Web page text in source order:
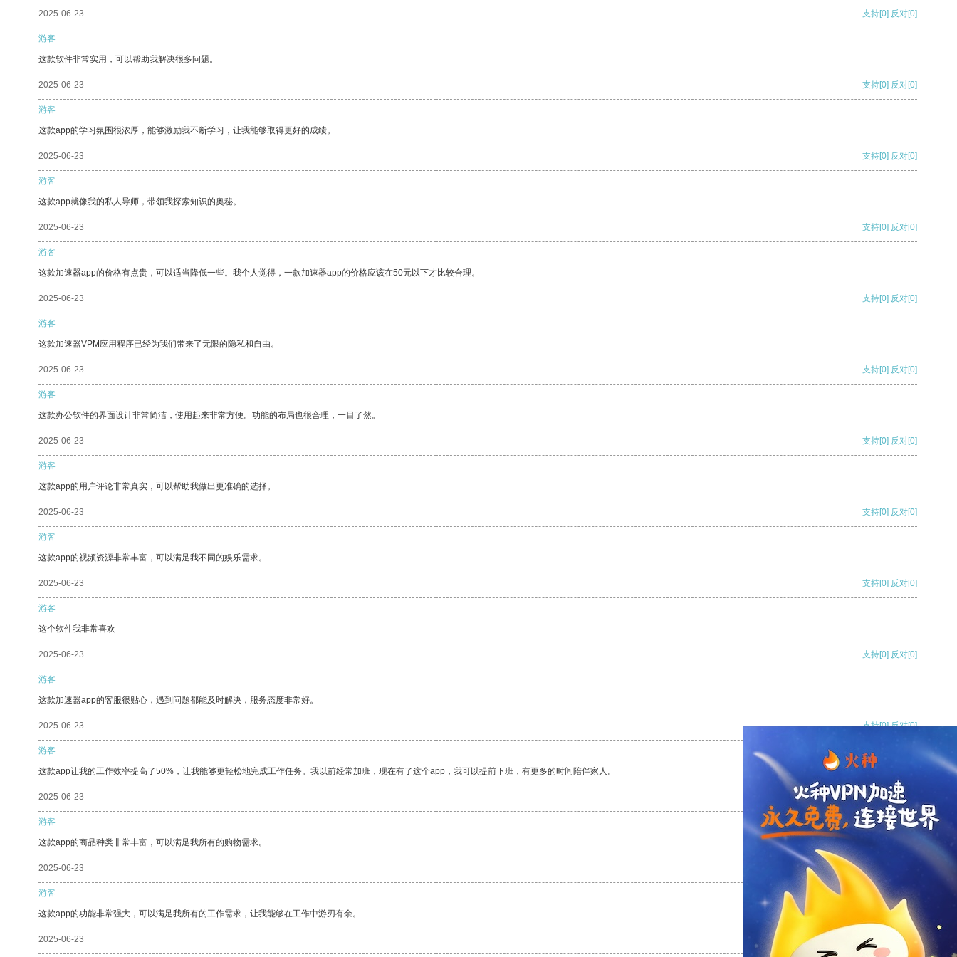
2025-06-23 支持[0] 反对[0]
游客
这款软件非常实用，可以帮助我解决很多问题。
2025-06-23 支持[0] 反对[0]
游客
这款app的学习氛围很浓厚，能够激励我不断学习，让我能够取得更好的成绩。
2025-06-23 支持[0] 反对[0]
游客
这款app就像我的私人导师，带领我探索知识的奥秘。
2025-06-23 支持[0] 反对[0]
游客
这款加速器app的价格有点贵，可以适当降低一些。我个人觉得，一款加速器app的价格应该在50元以下才比较合理。
2025-06-23 支持[0] 反对[0]
游客
这款加速器VPM应用程序已经为我们带来了无限的隐私和自由。
2025-06-23 支持[0] 反对[0]
游客
这款办公软件的界面设计非常简洁，使用起来非常方便。功能的布局也很合理，一目了然。
2025-06-23 支持[0] 反对[0]
游客
这款app的用户评论非常真实，可以帮助我做出更准确的选择。
2025-06-23 支持[0] 反对[0]
游客
这款app的视频资源非常丰富，可以满足我不同的娱乐需求。
2025-06-23 支持[0] 反对[0]
游客
这个软件我非常喜欢
2025-06-23 支持[0] 反对[0]
游客
这款加速器app的客服很贴心，遇到问题都能及时解决，服务态度非常好。
2025-06-23 支持[0] 反对[0]
游客
这款app让我的工作效率提高了50%，让我能够更轻松地完成工作任务。我以前经常加班，现在有了这个app，我可以提前下班，有更多的时间陪伴家人。
2025-06-23 支持[0] 反对
游客
这款app的商品种类非常丰富，可以满足我所有的购物需求。
2025-06-23 支持
游客
这款app的功能非常强大，可以满足我所有的工作需求，让我能够在工作中游刃有余。
2025-06-23 支持 反对 [0]